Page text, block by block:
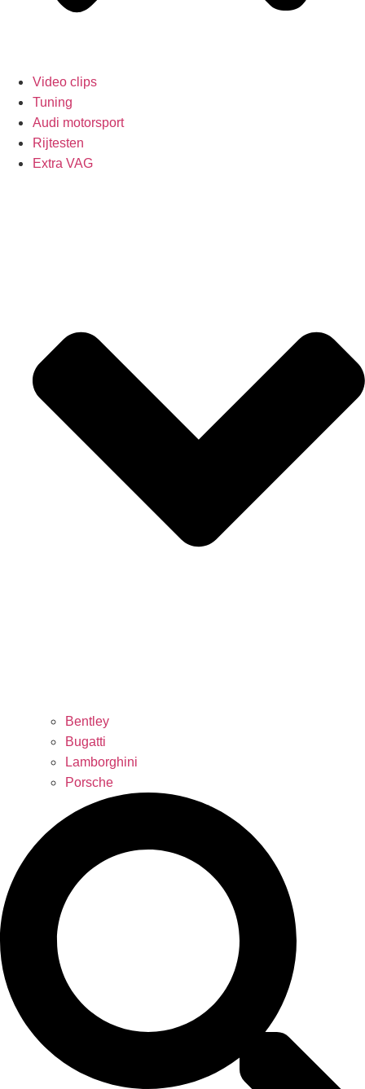
Video clips
Tuning
Audi motorsport
Rijtesten
Extra VAG
Bentley
Bugatti
Lamborghini
Porsche